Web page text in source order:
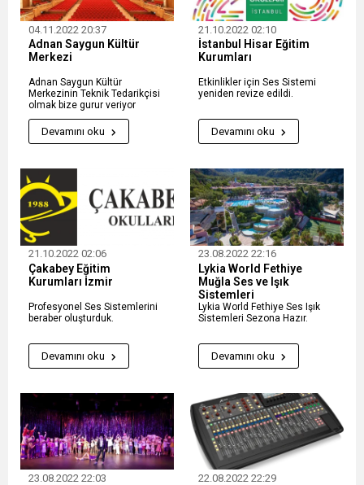
04.11.2022 20:37
Adnan Saygun Kültür
Merkezi
Adnan Saygun Kültür
Merkezinin Teknik Tedarikçisi
olmak bize gurur veriyor
Devamını oku
21.10.2022 02:10
İstanbul Hisar Eğitim
Kurumları
Etkinlikler için Ses Sistemi
yeniden revize edildi.
Devamını oku
21.10.2022 02:06
Çakabey Eğitim
Kurumları İzmir
Profesyonel Ses Sistemlerini
beraber oluşturduk.
Devamını oku
23.08.2022 22:16
Lykia World Fethiye
Muğla Ses ve Işık
Sistemleri
Lykia World Fethiye Ses Işık
Sistemleri Sezona Hazır.
Devamını oku
23.08.2022 22:03 22.08.2022 22:29